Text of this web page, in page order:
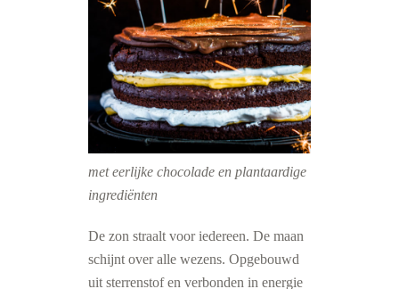
met eerlijke chocolade en plantaardige
ingrediënten
De zon straalt voor iedereen. De maan
schijnt over alle wezens. Opgebouwd
uit sterrenstof en verbonden in energie